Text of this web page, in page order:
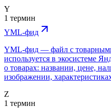
Y
1 термин
YML-фид
YML-фид — файл с
используется в экосистеме
о товарах: названии, цене,
изображении,
Z
1 термин